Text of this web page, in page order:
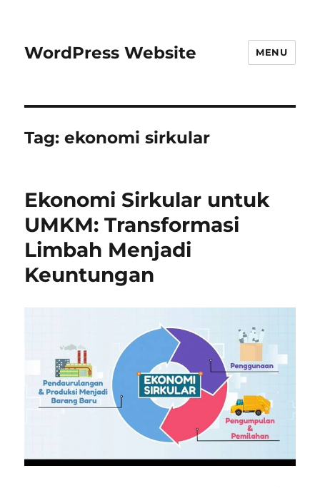
WordPress Website MENU
Tag:ekonomi sirkular
Ekonomi Sirkular untuk
UMKM: Transformasi
Limbah Menjadi
Keuntungan